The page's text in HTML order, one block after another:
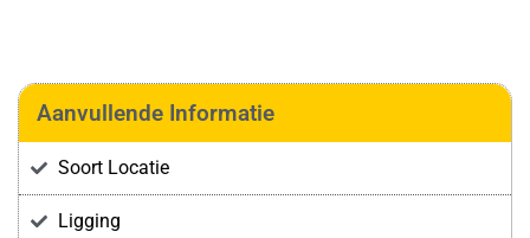
Aanvullende Informatie
Soort Locatie
Ligging